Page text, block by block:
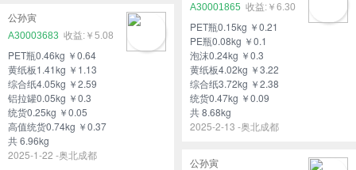
A30001865
￥6.30
PET瓶0.15kg ￥0.21
PE瓶0.08kg ￥0.1
泡沫0.24kg ￥0.3
黄纸板4.02kg ￥3.22
综合纸3.72kg ￥2.38
统货0.47kg ￥0.09
共 8.68kg
2025-2-13 -奥北成都
公孙寅
A30003683
￥5.08
PET瓶0.46kg ￥0.64
黄纸板1.41kg ￥1.13
综合纸4.05kg ￥2.59
铝拉罐0.05kg ￥0.3
统货0.25kg ￥0.05
高值统货0.74kg ￥0.37
共 6.96kg
2025-1-22 -奥北成都
公孙寅